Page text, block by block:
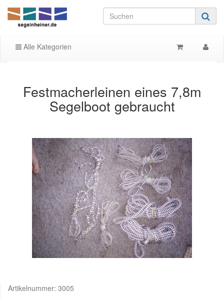
Alle Kategorien
Festmacherleinen eines 7,8m
Segelboot gebraucht
Artikelnummer: 3005